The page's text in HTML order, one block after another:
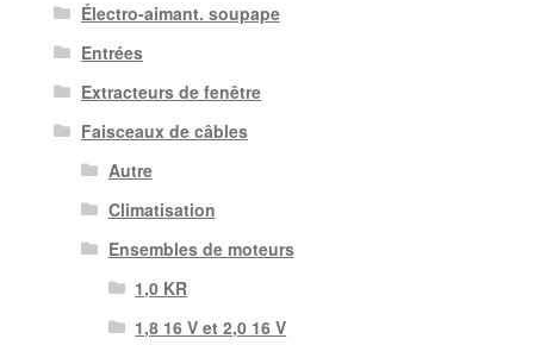
Électro-aimant. soupape
Entrées
Extracteurs de fenêtre
Faisceaux de câbles
Autre
Climatisation
Ensembles de moteurs
1,0 KR
1,8 16 V et 2,0 16 V